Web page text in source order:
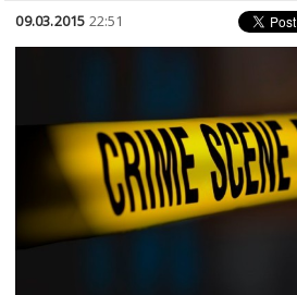
09.03.2015 22:51